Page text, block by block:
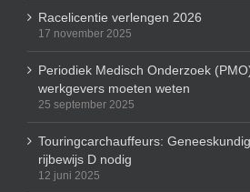
Racelicentie verlengen 2026
17 november 2025
Periodiek Medisch Onderzoek
werkgevers moeten weten
25 september 2025
Touringcarchauffeurs:
rijbewijs D nodig
12 juni 2025